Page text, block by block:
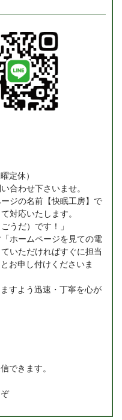
定休）
合わせ下さいませ。
ジの名前【快眠工房】で
対応いたします。
うだ）です！」
ホームページを見ての電
いただければすぐに担当
お申し付けくださいま
すよう迅速・丁寧を心が
できます。